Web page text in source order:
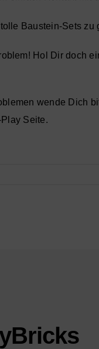
Baustein-Sets zu
Hol Dir doch
wende Dich
y Seite.